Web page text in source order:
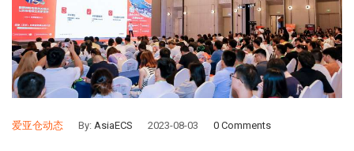
爱亚仓动态 By: AsiaECS 2023-08-03 0 Comments